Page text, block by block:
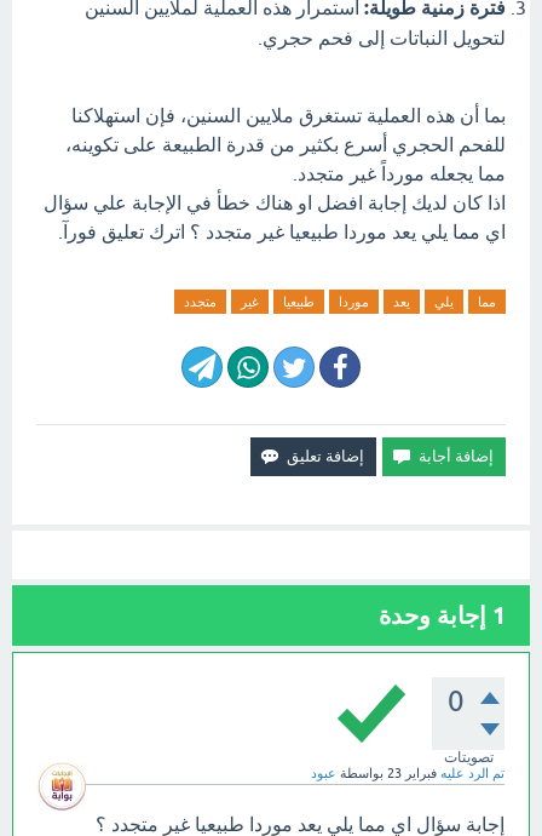
فترة زمنية طويلة: استمرار هذه العملية لملايين السنين
لتحويل النباتات إلى فحم حجري.
بما أن هذه العملية تستغرق ملايين السنين، فإن استهلاكنا
للفحم الحجري أسرع بكثير من قدرة الطبيعة على تكوينه،
مما يجعله مورداً غير متجدد.
اذا كان لديك إجابة افضل او هناك خطأ في الإجابة علي سؤال
اي مما يلي يعد موردا طبيعيا غير متجدد ؟ اترك تعليق فورآ.
مما يلي يعد موردا طبيعيا غير متجدد
1 إجابة وحدة
0
تصويتات
تم الرد عليه فبراير 23 بواسطة عبود
إجابة سؤال اي مما يلي يعد موردا طبيعيا غير متجدد ؟